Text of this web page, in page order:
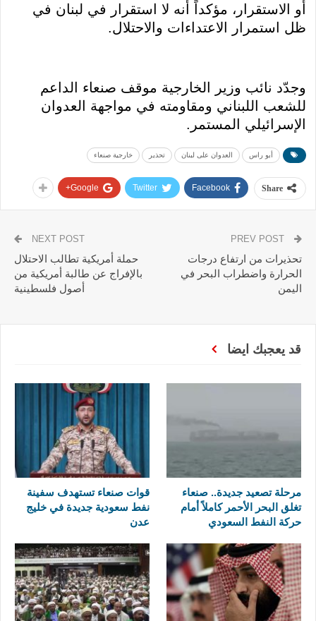
أو الاستقرار، مؤكداً أنه لا استقرار في لبنان في
ظل استمرار الاعتداءات والاحتلال.
وجدّد نائب وزير الخارجية موقف صنعاء الداعم
للشعب اللبناني ومقاومته في مواجهة العدوان
الإسرائيلي المستمر.
أبو راس العدوان على لبنان تحذير خارجية صنعاء
Share
Facebook
Twitter
Google+
تحذيرات من ارتفاع درجات
الحرارة واضطراب البحر في
اليمن
NEXT POST
حملة أمريكية تطالب الاحتلال
بالإفراج عن طالبة أمريكية من
أصول فلسطينية
قد يعجبك ايضا
مرحلة تصعيد جديدة.. صنعاء
تغلق البحر الأحمر كاملاً أمام
حركة النفط السعودي
قوات صنعاء تستهدف سفينة
نفط سعودية جديدة في خليج
عدن